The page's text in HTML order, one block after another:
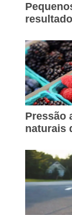
Pressão
naturais